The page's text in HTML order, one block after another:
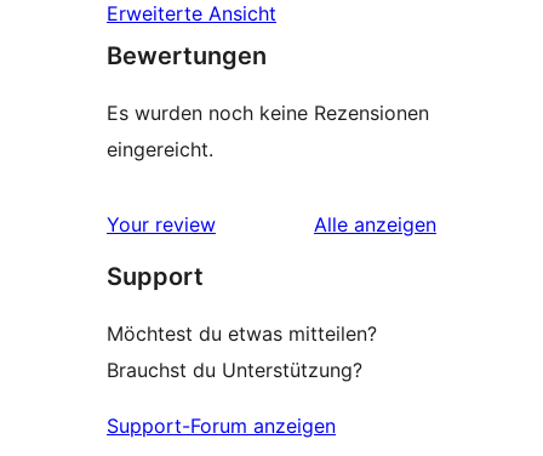
Erweiterte Ansicht
Bewertungen
Es wurden noch keine Rezensionen
eingereicht.
Your review Alle Rezensionen
anzeigen
Support
Möchtest du etwas mitteilen?
Brauchst du Unterstützung?
Support-Forum anzeigen